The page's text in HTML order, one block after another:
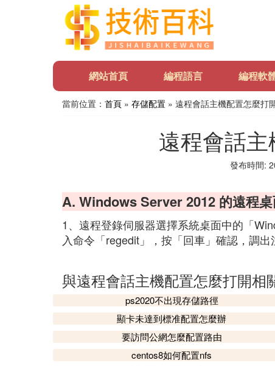
網站首頁 編程語言 編程軟
當前位置： 首頁 » 存儲配置 » 遠程會話主機配置怎麼打
遠程會話
發布時間:
A. Windows Server 2012 的遠程
1、遠程登錄伺服器選擇系統桌面中的「
入命令「regedit」，按「回車」確認，調出
與遠程會話主機配置怎麼打開相
ps2020不出現存儲路徑
顯卡未達到標准配置怎麼辦
要訪問公網怎麼配置路由
centos8如何配置nfs